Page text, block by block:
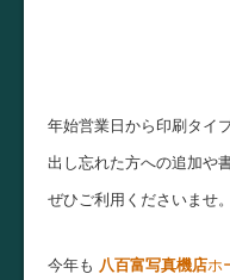
2014年1月1
2014年1月
年始営業日から印刷タイ
出し忘れた方への追加や
ぜひご利用くださいませ。
今年も 八百富写真機店ホ